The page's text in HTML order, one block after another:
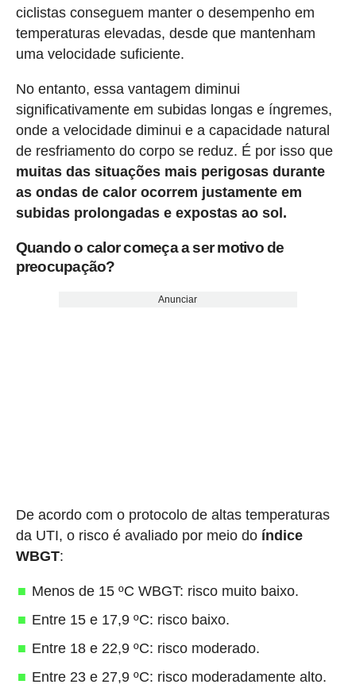
ciclistas conseguem manter o desempenho em
temperaturas elevadas, desde que mantenham
uma velocidade suficiente.
No entanto, essa vantagem diminui
significativamente em subidas longas e íngremes,
onde a velocidade diminui e a capacidade natural
de resfriamento do corpo se reduz. É por isso que
muitas das situações mais perigosas durante
as ondas de calor ocorrem justamente em
subidas prolongadas e expostas ao sol.
Quando o calor começa a ser motivo de
preocupação?
Anunciar
De acordo com o protocolo de altas temperaturas
da UTI, o risco é avaliado por meio do índice
WBGT:
Menos de 15 ºC WBGT: risco muito baixo.
Entre 15 e 17,9 ºC: risco baixo.
Entre 18 e 22,9 ºC: risco moderado.
Entre 23 e 27,9 ºC: risco moderadamente alto.